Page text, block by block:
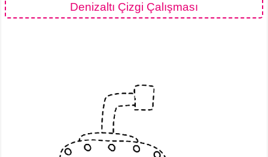
Denizaltı Çizgi Çalışması